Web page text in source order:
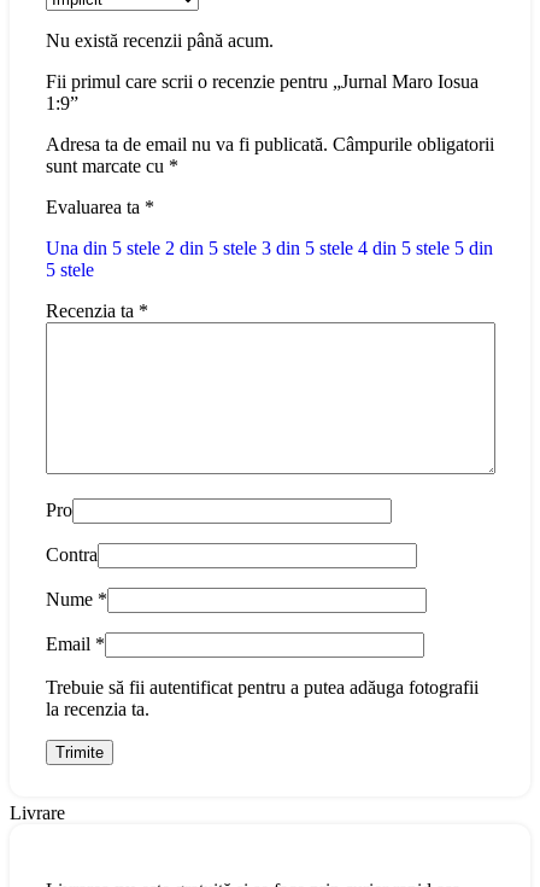
Nu există recenzii până acum.
Fii primul care scrii o recenzie pentru „Jurnal Maro Iosua
1:9”
Adresa ta de email nu va fi publicată. Câmpurile obligatorii
sunt marcate cu *
Evaluarea ta *
Una din 5 stele 2 din 5 stele 3 din 5 stele 4 din 5 stele 5 din
5 stele
Recenzia ta *
Pro
Contra
Nume *
Email *
Trebuie să fii autentificat pentru a putea adăuga fotografii
la recenzia ta.
Livrare